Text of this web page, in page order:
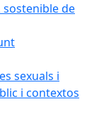
de
sexuals i
i contextos